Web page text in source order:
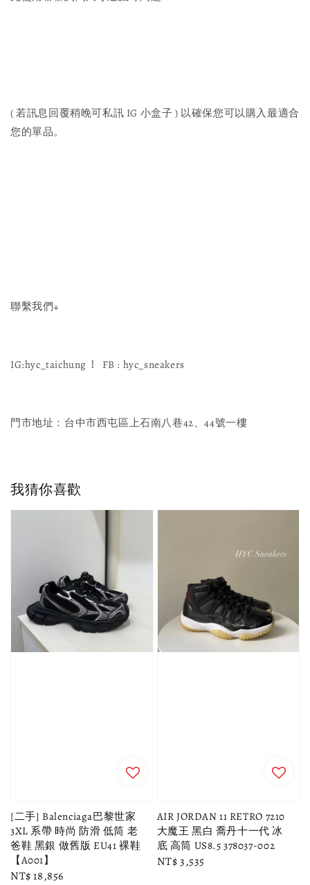
( 若訊息回覆稍晚可私訊 IG 小盒子 ) 以確保您可以購入最適合
您的單品。
聯繫我們↓
IG:hyc_taichung l FB : hyc_sneakers
門市地址：台中市西屯區上石南八巷42、44號一樓
我猜你喜歡
[二手] Balenciaga巴黎世家
3XL 系帶 時尚 防滑 低筒 老
爸鞋 黑銀 做舊版 EU41 裸鞋
【A001】
Regular
NT$ 18,856
AIR JORDAN 11 RETRO 7210
大魔王 黑白 喬丹十一代 冰
底 高筒 US8.5 378037-002
Regular
NT$ 3,535